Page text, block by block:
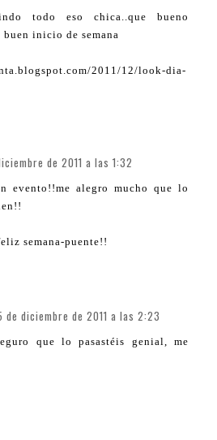
todo eso chica..que bueno
buen inicio de semana
2011/12/look-dia-
de 2011 a las 1:32
evento!!me alegro mucho que lo
semana-puente!!
de diciembre de 2011 a las 2:23
que lo pasastéis genial, me